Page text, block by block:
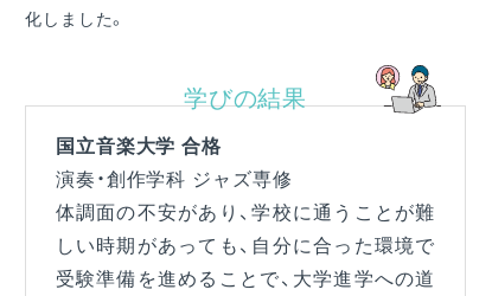
化しました。
学びの結果
国立音楽大学 合格
演奏・創作学科 ジャズ専修
体調面の不安があり、学校に通うことが難
しい時期があっても、自分に合った環境で
受験準備を進めることで、大学進学への道